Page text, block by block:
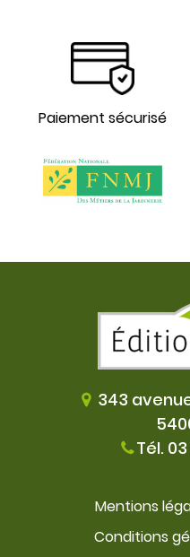
Paiement sécurisé
343
Tél.
Mentions
Conditions